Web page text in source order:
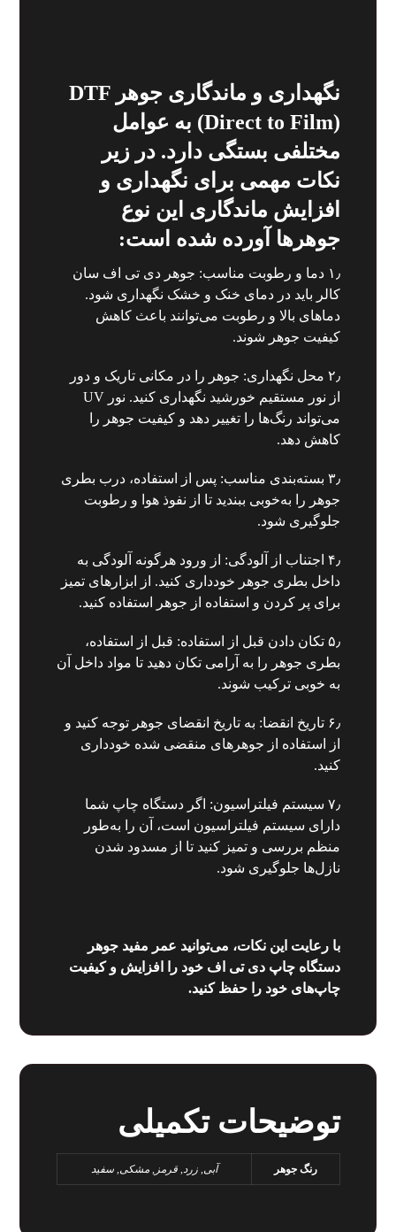
نگهداری و ماندگاری جوهر DTF
(Direct to Film) به عوامل
مختلفی بستگی دارد. در زیر
نکات مهمی برای نگهداری و
افزایش ماندگاری این نوع
جوهرها آورده شده است:
۱٫ دما و رطوبت مناسب: جوهر دی تی اف سان
کالر باید در دمای خنک و خشک نگهداری شود.
دماهای بالا و رطوبت می‌توانند باعث کاهش
کیفیت جوهر شوند.
۲٫ محل نگهداری: جوهر را در مکانی تاریک و دور
از نور مستقیم خورشید نگهداری کنید. نور UV
می‌تواند رنگ‌ها را تغییر دهد و کیفیت جوهر را
کاهش دهد.
۳٫ بسته‌بندی مناسب: پس از استفاده، درب بطری
جوهر را به‌خوبی ببندید تا از نفوذ هوا و رطوبت
جلوگیری شود.
۴٫ اجتناب از آلودگی: از ورود هرگونه آلودگی به
داخل بطری جوهر خودداری کنید. از ابزارهای تمیز
برای پر کردن و استفاده از جوهر استفاده کنید.
۵٫ تکان دادن قبل از استفاده: قبل از استفاده،
بطری جوهر را به آرامی تکان دهید تا مواد داخل آن
به خوبی ترکیب شوند.
۶٫ تاریخ انقضا: به تاریخ انقضای جوهر توجه کنید و
از استفاده از جوهرهای منقضی شده خودداری
کنید.
۷٫ سیستم فیلتراسیون: اگر دستگاه چاپ شما
دارای سیستم فیلتراسیون است، آن را به‌طور
منظم بررسی و تمیز کنید تا از مسدود شدن
نازل‌ها جلوگیری شود.
با رعایت این نکات، می‌توانید عمر مفید جوهر
دستگاه چاپ دی تی اف خود را افزایش و کیفیت
چاپ‌های خود را حفظ کنید.
توضیحات تکمیلی
رنگ جوهر آبی, زرد, قرمز, مشکی, سفید